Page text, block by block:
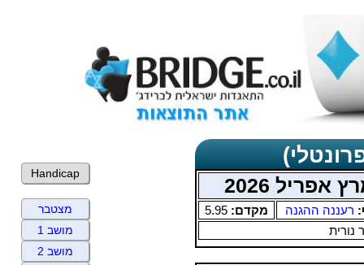
2026
רעננה ההגנה מקדם: 5.95
נורית
Handicap
מצטבר
מושב 1
מושב 2